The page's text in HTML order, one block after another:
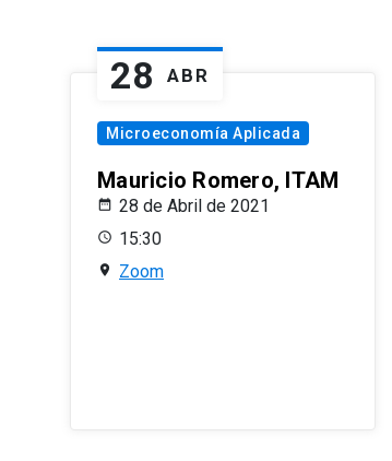
28 ABR
Microeconomía Aplicada
Mauricio Romero, ITAM
28 de Abril de 2021
15:30
Zoom